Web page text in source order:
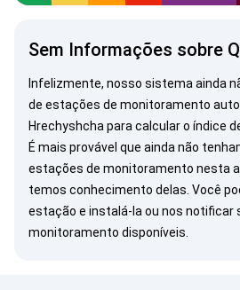
Sem Informações sobre
Infelizmente, nosso sistema ainda
de estações de monitoramento
Hrechyshcha para calcular o índice
É mais provável que ainda não
estações de monitoramento nesta
temos conhecimento delas. Você
estação e instalá-la ou nos notificar
monitoramento disponíveis.